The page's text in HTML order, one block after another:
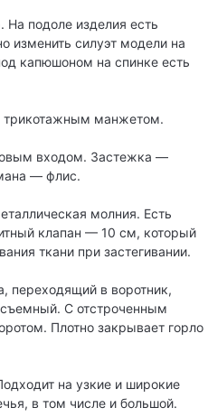
подоле изделия есть
изменить силуэт модели на
капюшоном на спинке есть
трикотажным манжетом.
входом. Застежка —
— флис.
молния. Есть
клапан — 10 см, который
ткани при застегивании.
переходящий в воротник,
С отстроченным
Плотно закрывает горло
на узкие и широкие
в том числе и большой.